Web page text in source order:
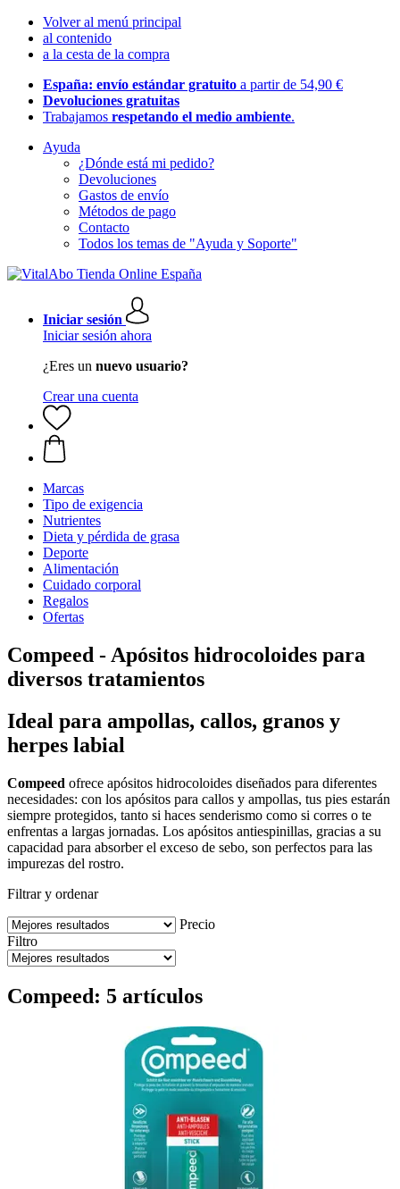
Volver al menú principal
al contenido
a la cesta de la compra
España: envío estándar gratuito a partir de 54,90 €
Devoluciones gratuitas
Trabajamos respetando el medio ambiente.
Ayuda
¿Dónde está mi pedido?
Devoluciones
Gastos de envío
Métodos de pago
Contacto
Todos los temas de "Ayuda y Soporte"
Iniciar sesión
Iniciar sesión ahora
¿Eres un nuevo usuario?
Crear una cuenta
Marcas
Tipo de exigencia
Nutrientes
Dieta y pérdida de grasa
Deporte
Alimentación
Cuidado corporal
Regalos
Ofertas
Compeed - Apósitos hidrocoloides para
diversos tratamientos
Ideal para ampollas, callos, granos y
herpes labial
Compeed ofrece apósitos hidrocoloides diseñados para diferentes
necesidades: con los apósitos para callos y ampollas, tus pies estarán
siempre protegidos, tanto si haces senderismo como si corres o te
enfrentas a largas jornadas. Los apósitos antiespinillas, gracias a su
capacidad para absorber el exceso de sebo, son perfectos para las
impurezas del rostro.
Filtrar y ordenar
Precio
Filtro
Compeed: 5 artículos